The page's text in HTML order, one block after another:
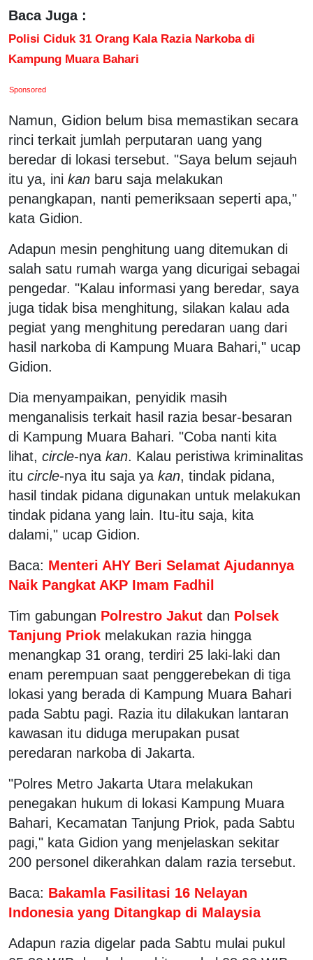
Baca Juga :
Polisi Ciduk 31 Orang Kala Razia Narkoba di
Kampung Muara Bahari
Sponsored
Namun, Gidion belum bisa memastikan secara
rinci terkait jumlah perputaran uang yang
beredar di lokasi tersebut. "Saya belum sejauh
itu ya, ini kan baru saja melakukan
penangkapan, nanti pemeriksaan seperti apa,"
kata Gidion.
Adapun mesin penghitung uang ditemukan di
salah satu rumah warga yang dicurigai sebagai
pengedar. "Kalau informasi yang beredar, saya
juga tidak bisa menghitung, silakan kalau ada
pegiat yang menghitung peredaran uang dari
hasil narkoba di Kampung Muara Bahari," ucap
Gidion.
Dia menyampaikan, penyidik masih
menganalisis terkait hasil razia besar-besaran
di Kampung Muara Bahari. "Coba nanti kita
lihat, circle-nya kan. Kalau peristiwa kriminalitas
itu circle-nya itu saja ya kan, tindak pidana,
hasil tindak pidana digunakan untuk melakukan
tindak pidana yang lain. Itu-itu saja, kita
dalami," ucap Gidion.
Baca: Menteri AHY Beri Selamat Ajudannya
Naik Pangkat AKP Imam Fadhil
Tim gabungan Polrestro Jakut dan Polsek
Tanjung Priok melakukan razia hingga
menangkap 31 orang, terdiri 25 laki-laki dan
enam perempuan saat penggerebekan di tiga
lokasi yang berada di Kampung Muara Bahari
pada Sabtu pagi. Razia itu dilakukan lantaran
kawasan itu diduga merupakan pusat
peredaran narkoba di Jakarta.
"Polres Metro Jakarta Utara melakukan
penegakan hukum di lokasi Kampung Muara
Bahari, Kecamatan Tanjung Priok, pada Sabtu
pagi," kata Gidion yang menjelaskan sekitar
200 personel dikerahkan dalam razia tersebut.
Baca: Bakamla Fasilitasi 16 Nelayan
Indonesia yang Ditangkap di Malaysia
Adapun razia digelar pada Sabtu mulai pukul